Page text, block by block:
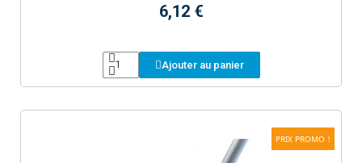
6,12 €
Ajouter au panier
PRIX PROMO !